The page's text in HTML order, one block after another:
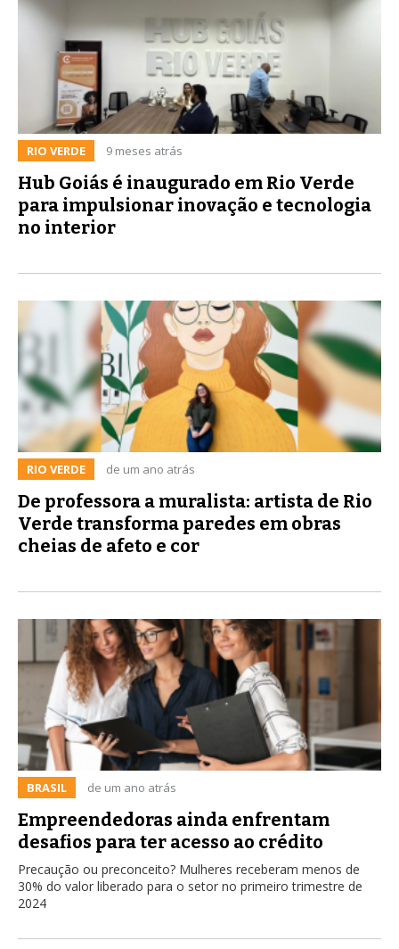
RIO VERDE 9 meses atrás
Hub Goiás é inaugurado em Rio Verde
para impulsionar inovação e tecnologia
no interior
RIO VERDE de um ano atrás
De professora a muralista: artista de Rio
Verde transforma paredes em obras
cheias de afeto e cor
BRASIL de um ano atrás
Empreendedoras ainda enfrentam
desafios para ter acesso ao crédito
Precaução ou preconceito? Mulheres receberam menos de
30% do valor liberado para o setor no primeiro trimestre de
2024